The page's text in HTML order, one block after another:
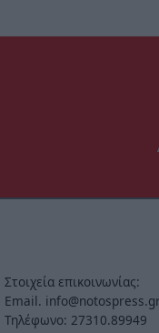
Στοιχεία επικοινωνίας:
Email. info@notospress.gr
Τηλέφωνο: 27310.89949